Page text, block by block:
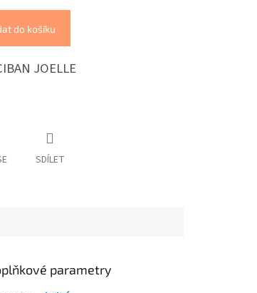
do košíku
JOELLE
SDÍLET
parametry